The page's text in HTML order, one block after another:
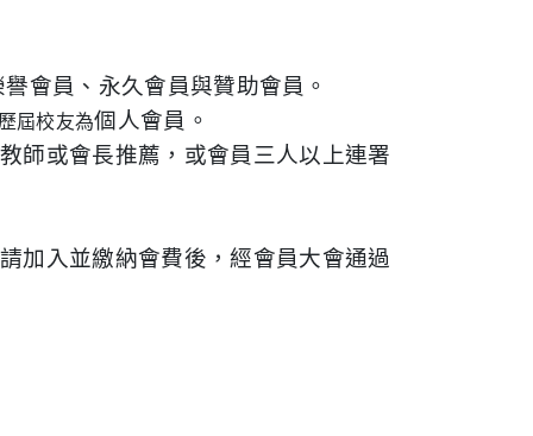
會員、永久會員與贊助會員。
屆校友為個人會員。
師或會長推薦，或會員三人以上連署
加入並繳納會費後，經會員大會通過